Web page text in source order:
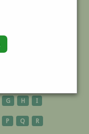
G H I
P Q R